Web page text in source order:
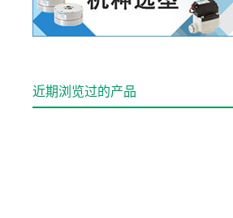
近期浏览过的产品